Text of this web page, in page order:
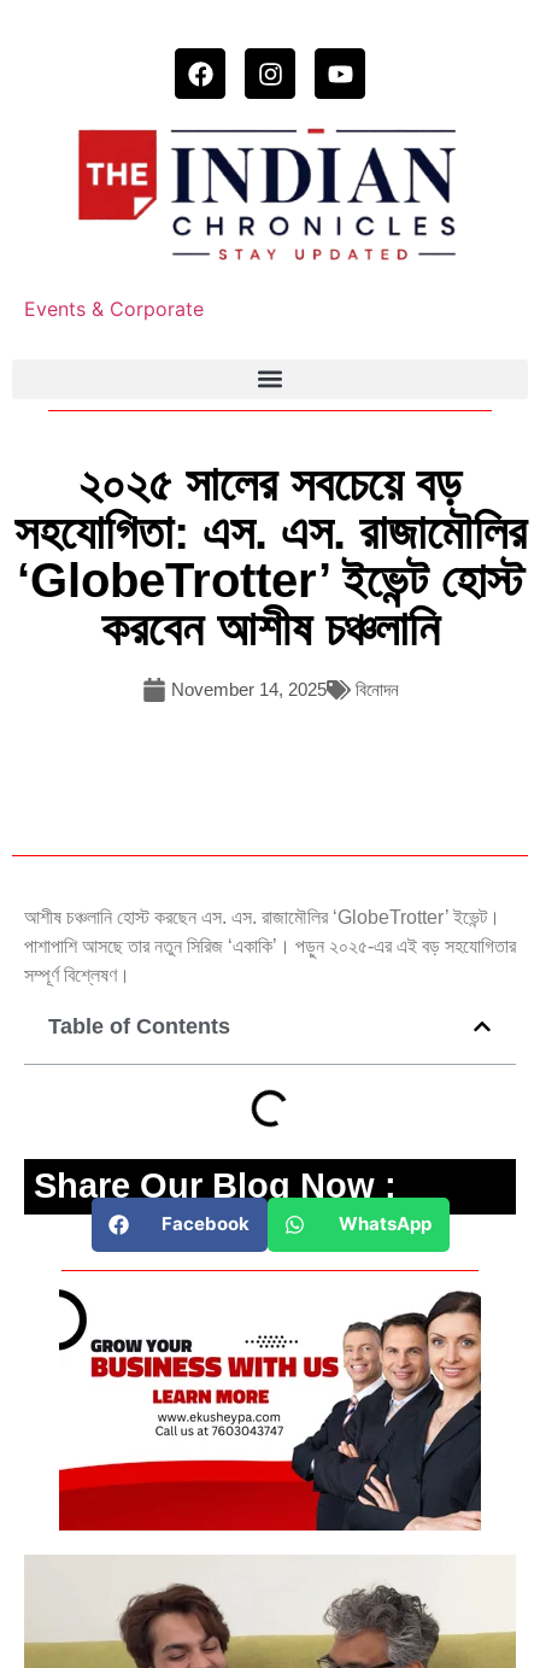
Events & Corporate
২০২৫ সালের সবচেয়ে বড়
সহযোগিতা: এস. এস. রাজামৌলির
‘GlobeTrotter’ ইভেন্ট হোস্ট
করবেন আশীষ চঞ্চলানি
November 14, 2025 বিনোদন
আশীষ চঞ্চলানি হোস্ট করছেন এস. এস. রাজামৌলির ‘GlobeTrotter’ ইভেন্ট।
পাশাপাশি আসছে তার নতুন সিরিজ ‘একাকি’। পড়ুন ২০২৫-এর এই বড় সহযোগিতার
সম্পূর্ণ বিশ্লেষণ।
Table of Contents
Share Our Blog Now :
Facebook WhatsApp